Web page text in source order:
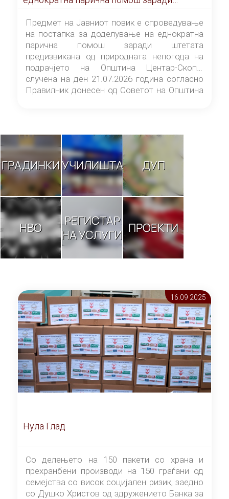
штетата предизвикана од природната
непогода на подрачјето на Општина
Центар-Скопје случена на ден 21.07.2026
година
Предмет на Јавниот повик е спроведување
на постапка за доделување на еднократна
парична помош заради штетата
предизвикана од природната непогода на
подрачјето на Општина Центар-Скопје
случена на ден 21.07.2026 година согласно
Правилник донесен од Советот на Општина
ГРАДИНКИУЧИЛИШТА ДУП
НВО
РЕГИСТАР
НА УСЛУГИ ПРОЕКТИ
16.09 2025
Нула Глад
Со делењето на 150 пакети со храна и
прехранбени производи на 150 граѓани од
семејства со висок социјален ризик, заедно
со Душко Христов од здружението Банка за